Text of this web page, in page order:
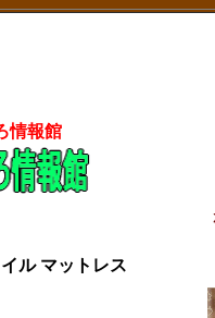
情報館
ル マットレス